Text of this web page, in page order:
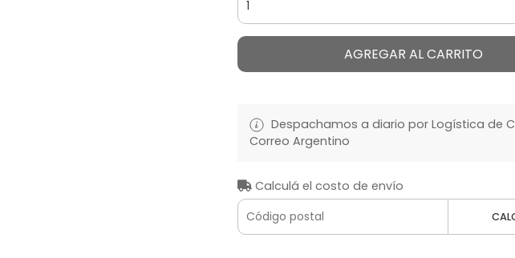
AGREGAR AL CARRITO
Despachamos a diario por Logística de
Correo Argentino
Calculá el costo de envío